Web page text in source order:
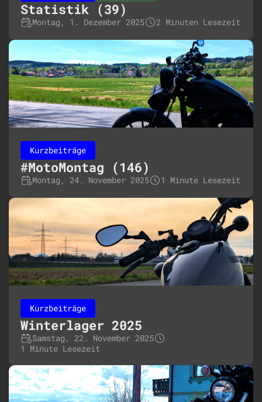
Statistik (39)
Montag, 1. Dezember 2025 2 Minuten Lesezeit
Kurzbeiträge
#MotoMontag (146)
Montag, 24. November 2025 1 Minute Lesezeit
Kurzbeiträge
Winterlager 2025
Samstag, 22. November 2025
1 Minute Lesezeit